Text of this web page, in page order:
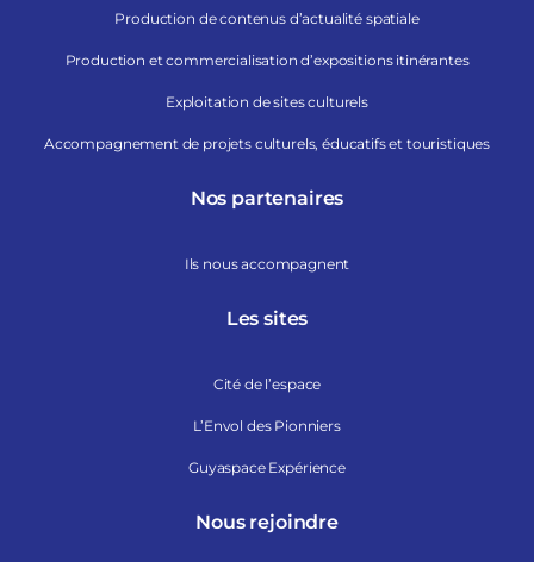
Production de contenus d’actualité spatiale
Production et commercialisation d’expositions itinérantes
Exploitation de sites culturels
Accompagnement de projets culturels, éducatifs et touristiques
Nos partenaires
Ils nous accompagnent
Les sites
Cité de l’espace
L’Envol des Pionniers
Guyaspace Expérience
Nous rejoindre